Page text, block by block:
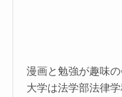
漫画と勉強が趣味の
大学は法学部法律学